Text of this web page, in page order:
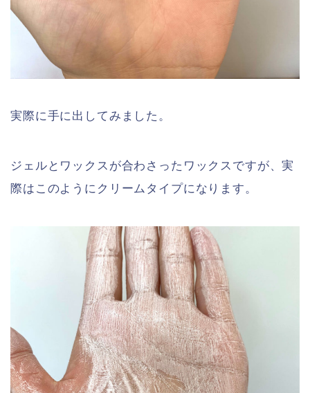
実際に手に出してみました。
ジェルとワックスが合わさったワックスですが、実
際はこのようにクリームタイプになります。